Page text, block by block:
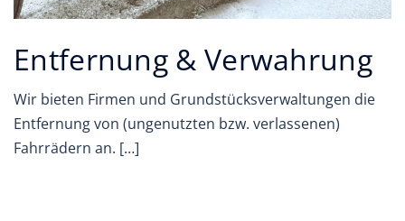
Entfernung & Verwahrung
Wir bieten Firmen und Grundstücksverwaltungen die
Entfernung von (ungenutzten bzw. verlassenen)
Fahrrädern an. […]